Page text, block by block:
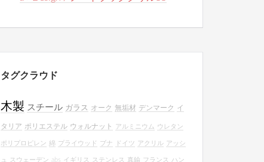
タグクラウド
木製 スチール ガラス オーク 無垢材 デンマーク イ
タリア ポリエステル ウォルナット アルミニウム ウレタン
ポリプロピレン 綿 プライウッド ブナ ドイツ アクリル アッシ
ュ スウェーデン abs イギリス ステンレス 真鍮 フランス ハン